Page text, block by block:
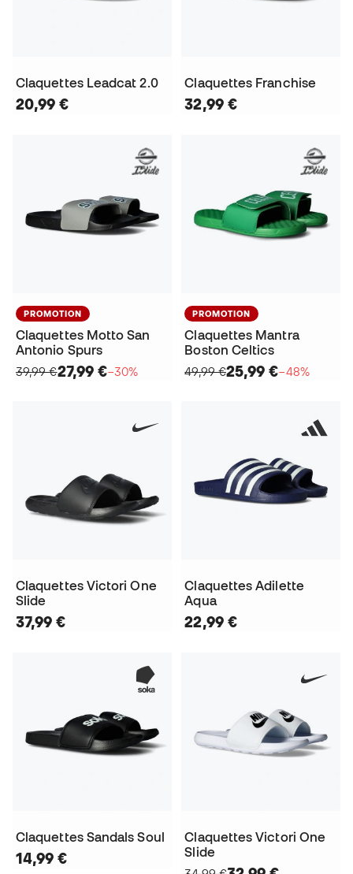
Claquettes Leadcat 2.0
20,99 €
Claquettes Franchise
32,99 €
PROMOTION
Claquettes Motto San
Antonio Spurs
39,99 €27,99 €−30%
PROMOTION
Claquettes Mantra
Boston Celtics
49,99 €25,99 €−48%
Claquettes Victori One
Slide
37,99 €
Claquettes Adilette
Aqua
22,99 €
Claquettes Sandals Soul
14,99 €
Claquettes Victori One
Slide